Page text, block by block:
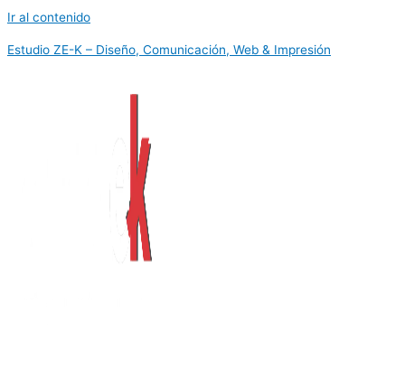
Ir al contenido
Estudio ZE-K – Diseño, Comunicación, Web & Impresión